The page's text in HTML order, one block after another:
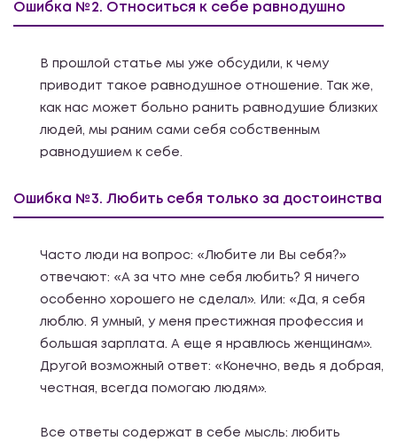
Ошибка №2. Относиться к себе равнодушно
В прошлой статье мы уже обсудили, к чему
приводит такое равнодушное отношение. Так же,
как нас может больно ранить равнодушие близких
людей, мы раним сами себя собственным
равнодушием к себе.
Ошибка №3. Любить себя только за достоинства
Часто люди на вопрос: «Любите ли Вы себя?»
отвечают: «А за что мне себя любить? Я ничего
особенно хорошего не сделал». Или: «Да, я себя
люблю. Я умный, у меня престижная профессия и
большая зарплата. А еще я нравлюсь женщинам».
Другой возможный ответ: «Конечно, ведь я добрая,
честная, всегда помогаю людям».
Все ответы содержат в себе мысль: любить